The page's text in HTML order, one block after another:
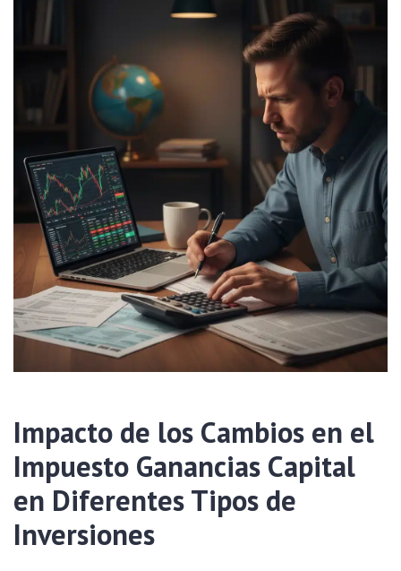
Impacto de los Cambios en el
Impuesto Ganancias Capital
en Diferentes Tipos de
Inversiones